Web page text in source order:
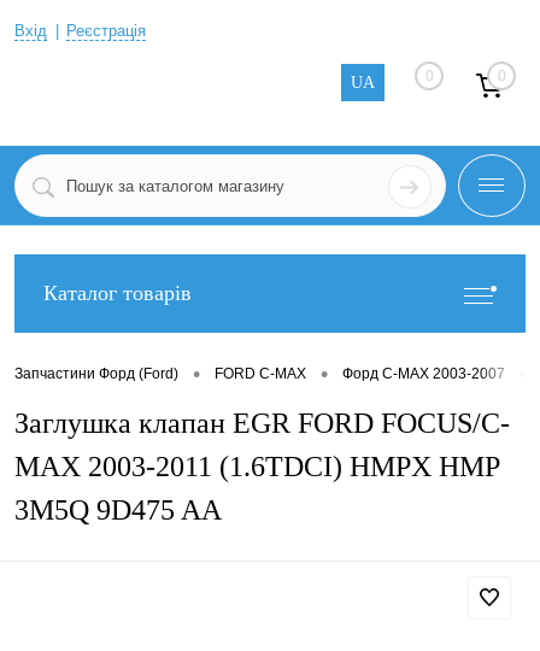
Вхід Реєстрація
UA 0 0
Каталог товарів
Запчастини Форд (Ford) • FORD C-MAX • Форд C-MAX 2003-2007
Заглушка клапан EGR FORD FOCUS/C-
MAX 2003-2011 (1.6TDCI) HMPX HMP
3M5Q 9D475 AA